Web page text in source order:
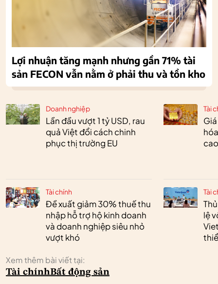
Doanh nghiệp
Lần đầu vượt 1 tỷ USD, rau
quả Việt đổi cách chinh
phục thị trường EU
Tài chính
Đề xuất giảm 30% thuế thu
nhập hỗ trợ hộ kinh doanh
và doanh nghiệp siêu nhỏ
vượt khó
Tài
Tài
lệ
Xem thêm bài viết tại:
Tài chínhBất động sản
Lợi nhuận tăng mạnh nhưng gần 71% tài
sản FECON vẫn nằm ở phải thu và tồn kho